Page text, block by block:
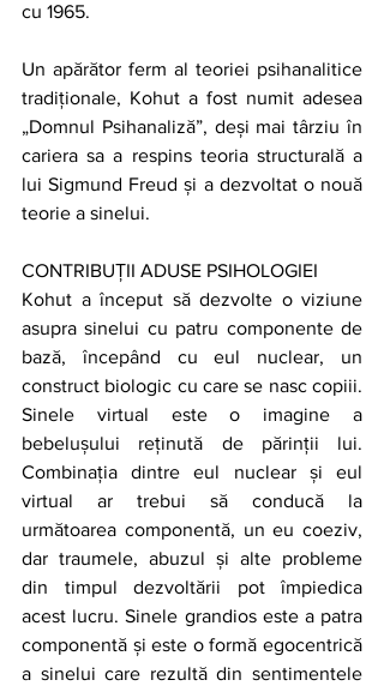
cu 1965.
Un apărător ferm al teoriei psihanalitice
tradiționale, Kohut a fost numit adesea
„Domnul Psihanaliză”, deși mai târziu în
cariera sa a respins teoria structurală a
lui Sigmund Freud și a dezvoltat o nouă
teorie a sinelui.
CONTRIBUȚII ADUSE PSIHOLOGIEI
Kohut a început să dezvolte o viziune
asupra sinelui cu patru componente de
bază, începând cu eul nuclear, un
construct biologic cu care se nasc copiii.
Sinele virtual este o imagine a
bebelușului reținută de părinții lui.
Combinația dintre eul nuclear și eul
virtual ar trebui să conducă la
următoarea componentă, un eu coeziv,
dar traumele, abuzul și alte probleme
din timpul dezvoltării pot împiedica
acest lucru. Sinele grandios este a patra
componentă și este o formă egocentrică
a sinelui care rezultă din sentimentele